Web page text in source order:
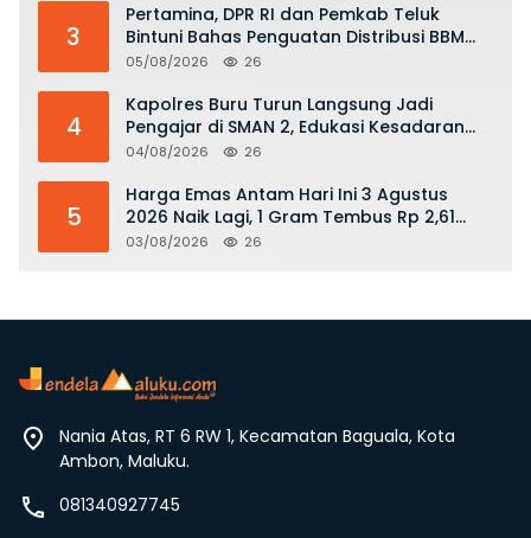
3
Pertamina, DPR RI dan Pemkab Teluk
Bintuni Bahas Penguatan Distribusi BBM
dan LPG
05/08/2026 26
4
Kapolres Buru Turun Langsung Jadi
Pengajar di SMAN 2, Edukasi Kesadaran
Hukum dan Stop Kekerasan
04/08/2026 26
5
Harga Emas Antam Hari Ini 3 Agustus
2026 Naik Lagi, 1 Gram Tembus Rp 2,61
Juta
03/08/2026 26
Nania Atas, RT 6 RW 1, Kecamatan Baguala, Kota
Ambon, Maluku.
081340927745